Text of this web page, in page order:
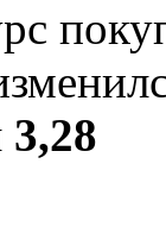
3,28